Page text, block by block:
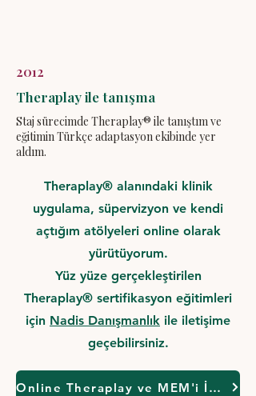
2012
Theraplay ile tanışma
Staj sürecimde Theraplay® ile tanıştım ve
eğitimin Türkçe adaptasyon ekibinde yer
aldım.
Theraplay® alanındaki klinik
uygulama, süpervizyon ve kendi
açtığım atölyeleri online olarak
yürütüyorum.
Yüz yüze gerçekleştirilen
Theraplay® sertifikasyon eğitimleri
için Nadis Danışmanlık ile iletişime
geçebilirsiniz.
Online Theraplay ve MEM'i İnceleyin